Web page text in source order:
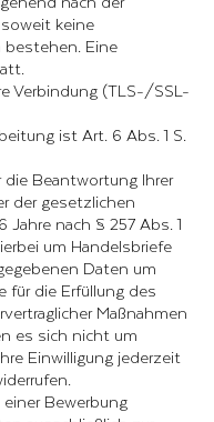
keine
Eine
Verbindung (TLS-/SSL-
ist Art. 6 Abs. 1 S.
Beantwortung Ihrer
der gesetzlichen
nach § 257 Abs. 1
um Handelsbriefe
Daten um
für die Erfüllung des
Maßnahmen
es sich nicht um
Einwilligung jederzeit
Bewerbung